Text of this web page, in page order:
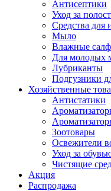
Антисептики
Уход за
Средства для
Мыло
Влажные
Для молодых
Лубриканты
Подгузники
Хозяйственные
Антистатики
Зоотовары
Освежители
Уход за
Чистящие
Акция
Распродажа